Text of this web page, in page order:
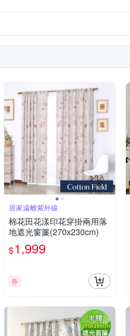
居家遠離紫外線
棉花田花漾印花穿掛兩用落
地遮光窗簾(270x230cm)
$1,999
券